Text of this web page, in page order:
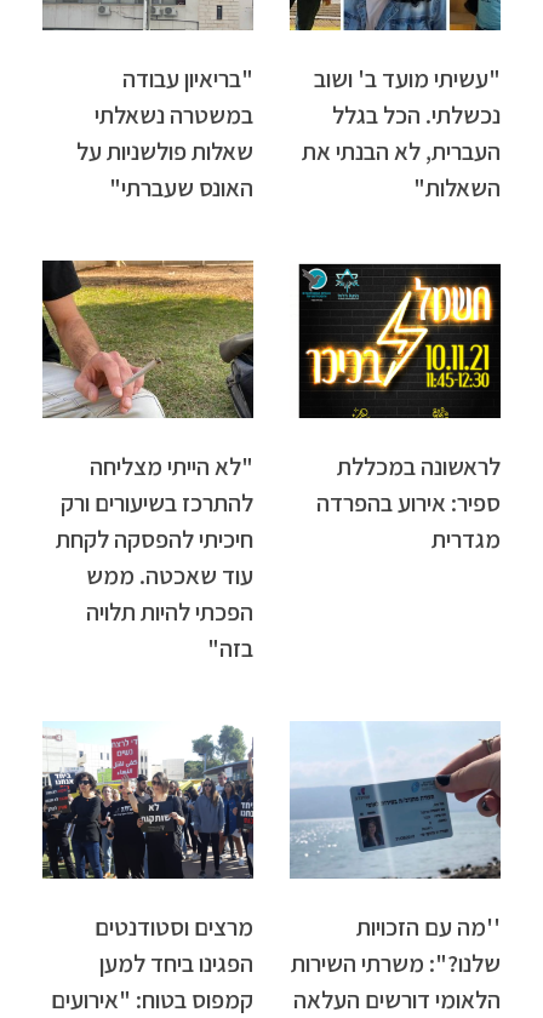
"עשיתי מועד ב' ושוב
נכשלתי. הכל בגלל
העברית, לא הבנתי את
השאלות"
"בריאיון עבודה
במשטרה נשאלתי
שאלות פולשניות על
האונס שעברתי"
לראשונה במכללת
ספיר: אירוע בהפרדה
מגדרית
"לא הייתי מצליחה
להתרכז בשיעורים ורק
חיכיתי להפסקה לקחת
עוד שאכטה. ממש
הפכתי להיות תלויה
בזה"
''מה עם הזכויות
שלנו?": משרתי השירות
הלאומי דורשים העלאה
מרצים וסטודנטים
הפגינו ביחד למען
קמפוס בטוח: "אירועים